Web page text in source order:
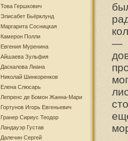
Това Гершкович
Элисабет Бьёрклунд
Маргарита Сосницкая
Камерон Полли
Евгения Муренина
Айшаева Зульфия
Даскалова Лиана
Николай Шинкоренков
Елена Слюсарь
Лепренс де Бомон Жанна-Мари
Гортунов Игорь Евгеньевич
Гранер Сириус Теодор
Ландауэр Густав
Далечин Сергей
—